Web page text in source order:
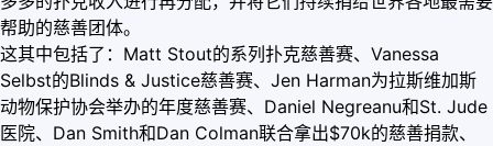
帮助的慈善团体。
这其中包括了：Matt Stout的系列扑克慈善赛、Vanessa
Selbst的Blinds & Justice慈善赛、Jen Harman为拉斯维加斯
动物保护协会举办的年度慈善赛、Daniel Negreanu和St. Jude
医院、Dan Smith和Dan Colman联合拿出$70k的慈善捐款、